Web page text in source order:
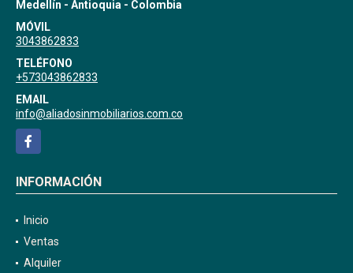
Medellín - Antioquia - Colombia
MÓVIL
3043862833
TELÉFONO
+573043862833
EMAIL
info@aliadosinmobiliarios.com.co
Facebook
INFORMACIÓN
Inicio
Ventas
Alquiler